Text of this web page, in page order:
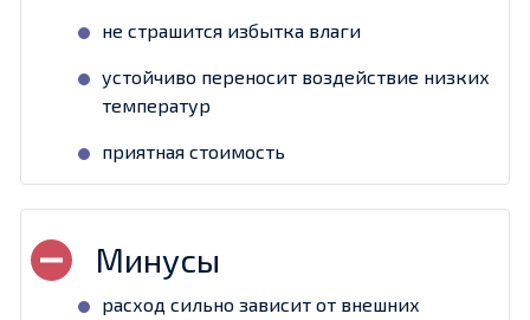
не страшится избытка влаги
устойчиво переносит воздействие низких
температур
приятная стоимость
расход сильно зависит от внешних